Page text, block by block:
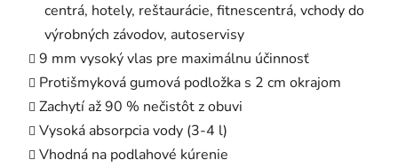
centrá, hotely, reštaurácie, fitnescentrá, vchody do
výrobných závodov, autoservisy
9 mm vysoký vlas pre maximálnu účinnosť
Protišmyková gumová podložka s 2 cm okrajom
Zachytí až 90 % nečistôt z obuvi
Vysoká absorpcia vody (3-4 l)
Vhodná na podlahové kúrenie